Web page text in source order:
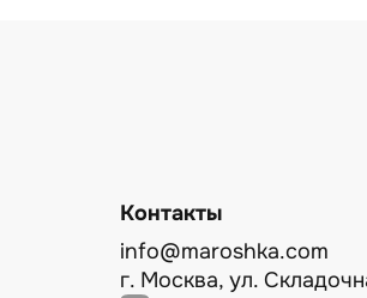
Контакты
info@maroshka.com
г. Москва, ул.